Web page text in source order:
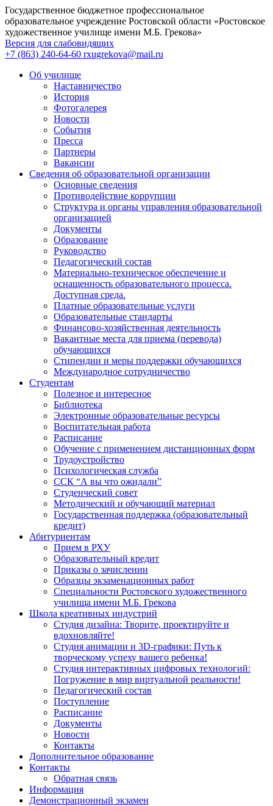
Государственное бюджетное профессиональное
образовательное учреждение Ростовской области «Ростовское
художественное училище имени М.Б. Грекова»
Версия для слабовидящих
+7 (863) 240-64-60 rxugrekova@mail.ru
Об училище
Наставничество
История
Фотогалерея
Новости
События
Пресса
Партнеры
Вакансии
Сведения об образовательной организации
Основные сведения
Противодействие коррупции
Структура и органы управления образовательной
организацией
Документы
Образование
Руководство
Педагогический состав
Материально-техническое обеспечение и
оснащенность образовательного процесса.
Доступная среда.
Платные образовательные услуги
Образовательные стандарты
Финансово-хозяйственная деятельность
Вакантные места для приема (перевода)
обучающихся
Стипендии и меры поддержки обучающихся
Международное сотрудничество
Студентам
Полезное и интересное
Библиотека
Электронные образовательные ресурсы
Воспитательная работа
Расписание
Обучение с применением дистанционных форм
Трудоустройство
Психологическая служба
ССК “А вы что ожидали”
Студенческий совет
Методический и обучающий материал
Государственная поддержка (образовательный
кредит)
Абитуриентам
Прием в РХУ
Образовательный кредит
Приказы о зачислении
Образцы экзаменационных работ
Специальности Ростовского художественного
училища имени М.Б. Грекова
Школа креативных индустрий
Студия дизайна: Творите, проектируйте и
вдохновляйте!
Студия анимации и 3D-графики: Путь к
творческому успеху вашего ребенка!
Студия интерактивных цифровых технологий:
Погружение в мир виртуальной реальности!
Педагогический состав
Поступление
Расписание
Документы
Новости
Контакты
Дополнительное образование
Контакты
Обратная связь
Информация
Демонстрационный экзамен